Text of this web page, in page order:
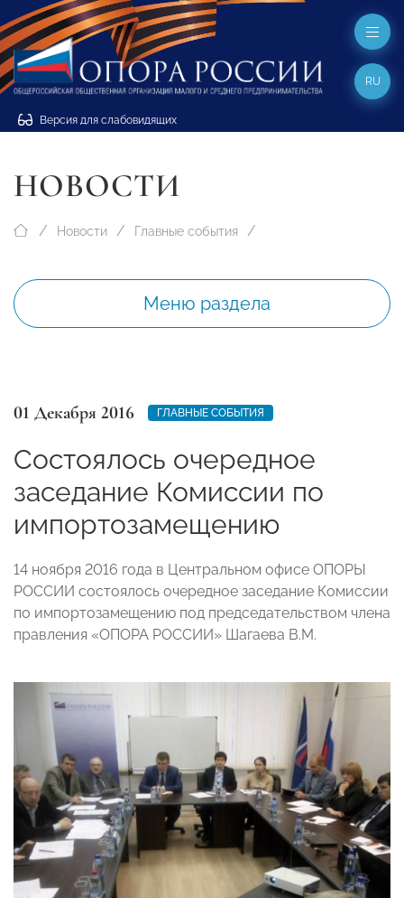
Версия для слабовидящих
RU
НОВОСТИ
Новости Главные события
Меню раздела
01 Декабря 2016 ГЛАВНЫЕ СОБЫТИЯ
Состоялось очередное
заседание Комиссии по
импортозамещению
14 ноября 2016 года в Центральном офисе ОПОРЫ
РОССИИ состоялось очередное заседание Комиссии
по импортозамещению под председательством члена
правления «ОПОРА РОССИИ» Шагаева В.М.